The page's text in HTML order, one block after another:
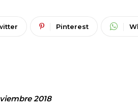
Pinterest
2018